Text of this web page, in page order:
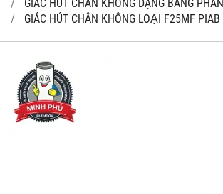
GIÁC HÚT CHÂN KHÔNG DẠNG BẰNG
GIÁC HÚT CHÂN KHÔNG LOẠI F25MF PIAB